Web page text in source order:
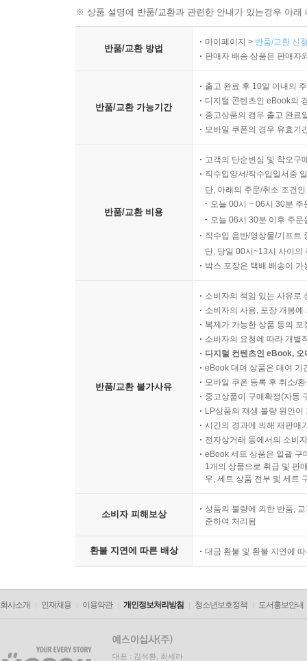
※ 상품 설명에 반품/교환과 관련한 안내가 있는경우 아
반품/교환 방법
마이페이지 > 반품/교환 신
판매자 배송 상품은 판매자
반품/교환 가능기간
출고 완료 후 10일 이내의
디지털 콘텐츠인 eBook의
중고상품의 경우 출고 완료
모바일 쿠폰의 경우 유효기
반품/교환 비용
고객의 단순변심 및 착오구
직수입양서/직수입일서중
단, 아래의 주문/취소 조건
오늘 00시 ~ 06시 30분
오늘 06시 30분 이후 주
직수입 음반/영상물/기프트
단, 당일 00시~13시 사이의
박스 포장은 택배 배송이
반품/교환 불가사유
소비자의 책임 있는 사유로
소비자의 사용, 포장 개봉
복제가 가능한 상품 등의
소비자의 요청에 따라 개별
디지털 컨텐츠인 eBook,
eBook 대여 상품은 대여 기
모바일 쿠폰 등록 후 취소/
중고상품이 구매확정(자동
LP상품의 재생 불량 원인
시간의 경과에 의해 재판매
전자상거래 등에서의 소비
eBook 세트 상품은 일괄 구
1개의 상품으로 취급 및 판
우, 세트 상품 전부 및 세트
소비자 피해보상
상품의 불량에 의한 반품,
준하여 처리됨
환불 지연에 따른 배상 대금 환불 및 환불 지연에
회사소개 인재채용 이용약관 개인정보처리방침 청소년보호정책 도서홍보안내
대표 : 김석환, 최세라